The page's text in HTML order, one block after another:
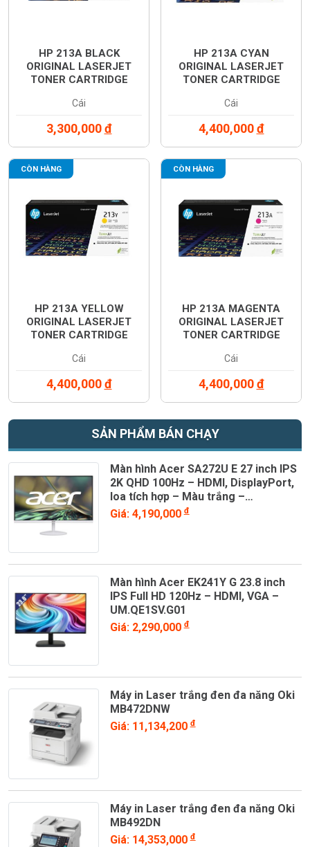
HP 213A BLACK
ORIGINAL LASERJET
TONER CARTRIDGE
Cái
3,300,000đ
HP 213A CYAN
ORIGINAL LASERJET
TONER CARTRIDGE
Cái
4,400,000đ
CÒN HÀNG
HP 213A YELLOW
ORIGINAL LASERJET
TONER CARTRIDGE
Cái
4,400,000đ
CÒN HÀNG
HP 213A MAGENTA
ORIGINAL LASERJET
TONER CARTRIDGE
Cái
4,400,000đ
SẢN PHẨM BÁN CHẠY
Màn hình Acer SA272U E 27 inch IPS
2K QHD 100Hz – HDMI, DisplayPort,
loa tích hợp – Màu trắng –
UM.HS2SV.E03
Giá: 4,190,000đ
Màn hình Acer EK241Y G 23.8 inch
IPS Full HD 120Hz – HDMI, VGA –
UM.QE1SV.G01
Giá: 2,290,000đ
Máy in Laser trắng đen đa năng Oki
MB472DNW
Giá: 11,134,200đ
Máy in Laser trắng đen đa năng Oki
MB492DN
Giá: 14,353,000đ